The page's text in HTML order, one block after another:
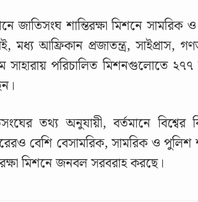
জাতিসংঘ শান্তিরক্ষা মিশনে
মধ্য আফ্রিকান প্রজাতন্ত্র, সাইপ্রাস,
সাহারায় পরিচালিত মিশনগুলোতে
তথ্য অনুযায়ী, বর্তমানে
বেশি বেসামরিক, সামরিক ও
মিশনে জনবল সরবরাহ করছে।